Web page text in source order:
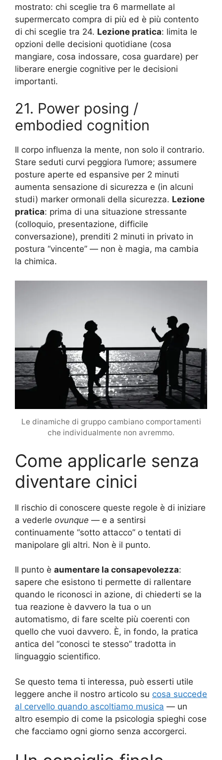
mostrato: chi sceglie tra 6 marmellate al
supermercato compra di più ed è più contento
di chi sceglie tra 24. Lezione pratica: limita le
opzioni delle decisioni quotidiane (cosa
mangiare, cosa indossare, cosa guardare) per
liberare energie cognitive per le decisioni
importanti.
21. Power posing /
embodied cognition
Il corpo influenza la mente, non solo il contrario.
Stare seduti curvi peggiora l’umore; assumere
posture aperte ed espansive per 2 minuti
aumenta sensazione di sicurezza e (in alcuni
studi) marker ormonali della sicurezza. Lezione
pratica: prima di una situazione stressante
(colloquio, presentazione, difficile
conversazione), prenditi 2 minuti in privato in
postura “vincente” — non è magia, ma cambia
la chimica.
Le dinamiche di gruppo cambiano comportamenti
che individualmente non avremmo.
Come applicarle senza
diventare cinici
Il rischio di conoscere queste regole è di iniziare
a vederle ovunque — e a sentirsi
continuamente “sotto attacco” o tentati di
manipolare gli altri. Non è il punto.
Il punto è aumentare la consapevolezza:
sapere che esistono ti permette di rallentare
quando le riconosci in azione, di chiederti se la
tua reazione è davvero la tua o un
automatismo, di fare scelte più coerenti con
quello che vuoi davvero. È, in fondo, la pratica
antica del “conosci te stesso” tradotta in
linguaggio scientifico.
Se questo tema ti interessa, può esserti utile
leggere anche il nostro articolo su cosa succede
al cervello quando ascoltiamo musica — un
altro esempio di come la psicologia spieghi cose
che facciamo ogni giorno senza accorgerci.